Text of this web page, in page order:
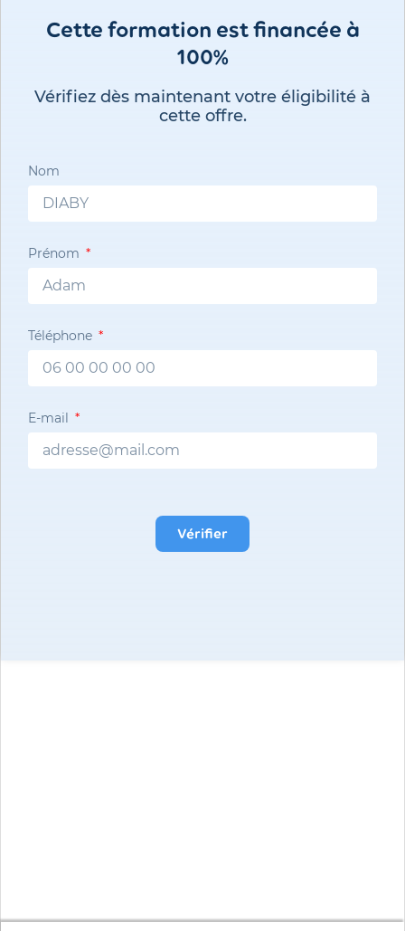
Cette formation est financée à
100%
Vérifiez dès maintenant votre éligibilité à
cette offre.
Nom
Prénom
Téléphone
E-mail
Vérifier